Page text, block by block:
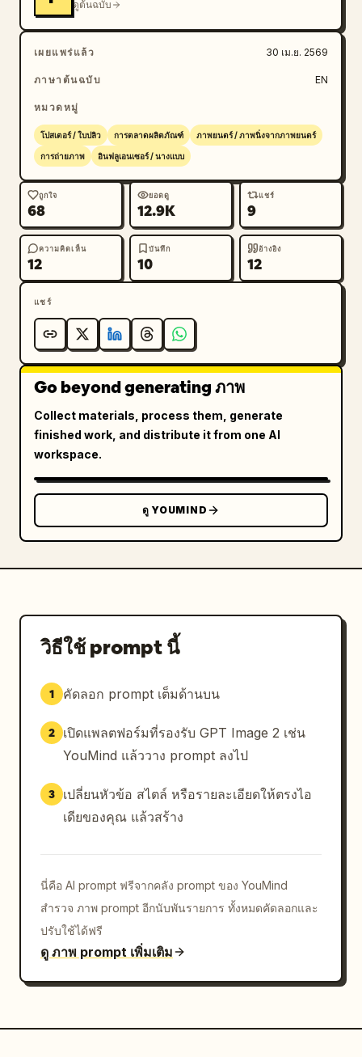
อยู่ใกล้กับเอกสาร รวมฟุตเทอร์โซเชียลมีเดียไว้ที่ด้านซ้าย
ล่างด้วยไอคอนวงกลมสีขาวขนาดเล็ก 4 ไอคอน ตามด้วย
ชื่อบัญชี “@CANONSPORTIFOFFICIEL” ที่ด้านล่างตรง
กลาง ให้เพิ่มข้อความตัวพิมพ์ใหญ่เว้นระยะห่างว่า “UN
“1930” ด้วยตัวเลขสีขนาดเล็ก รูปลักษณ์โดยรวมควรมี
ความเป็นภาพยนตร์ มีความเงางาม ดุดัน เฉลิมฉลอง เป็น
งานศิลปะประกาศสโมสรฟุตบอลระดับมืออาชีพ ที่มีความ
เลเยอร์ และองค์ประกอบของโปสเตอร์ระดับพรีเมียม
ดูต้นฉบับ
เผยแพร่แล้ว 30 เม.ย. 2569
ภาษาต้นฉบับ EN
หมวดหมู่
โปสเตอร์ / ใบปลิว การตลาดผลิตภัณฑ์ ภาพยนตร์ / ภาพนิ่งจากภาพยนตร์
การถ่ายภาพ อินฟลูเอนเซอร์ / นางแบบ
ถูกใจ
68
ยอดดู
12.9K
แชร์
9
ความคิดเห็น
12
บันทึก
10
อ้างอิง
12
แชร์
Go beyond generating ภาพ
Collect materials, process them, generate
finished work, and distribute it from one AI
workspace.
ดู YOUMIND
วิธีใช้ prompt นี้
1 คัดลอก prompt เต็มด้านบน
2
เปิดแพลตฟอร์มที่รองรับ GPT Image 2 เช่น
YouMind แล้ววาง prompt ลงไป
3
เปลี่ยนหัวข้อ สไตล์ หรือรายละเอียดให้ตรงไอ
เดียของคุณ แล้วสร้าง
นี่คือ AI prompt ฟรีจากคลัง prompt ของ YouMind
สำรวจ ภาพ prompt อีกนับพันรายการ ทั้งหมดคัดลอกและ
ปรับใช้ได้ฟรี
ดู ภาพ prompt เพิ่มเติม